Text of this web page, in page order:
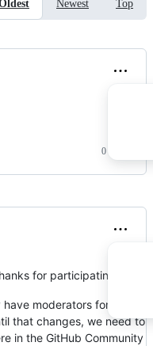
Newest Top
0 replies
for participating!
moderators for
that changes, we need to
in the GitHub Community